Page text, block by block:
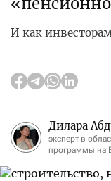
И как
Дилара
эксперт в
программы на